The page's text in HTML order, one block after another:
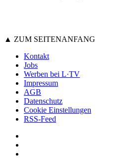
▲ ZUM SEITENANFANG
Kontakt
Jobs
Werben bei L·TV
Impressum
AGB
Datenschutz
Cookie Einstellungen
RSS-Feed